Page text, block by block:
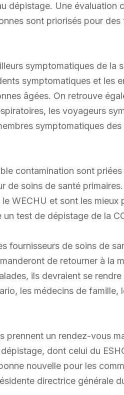
dépistage. Une évaluation
sont priorisés pour
symptomatiques de la
symptomatiques et les
âgées. On retrouve
les voyageurs
symptomatiques
contamination sont
de soins de santé
WECHU et sont les mieux
test de dépistage de la
fournisseurs de soins de
de retourner à la
ils devraient se rendre
les médecins de famille,
prennent un rendez-vous
dont celui du
nouvelle pour les
directrice générale